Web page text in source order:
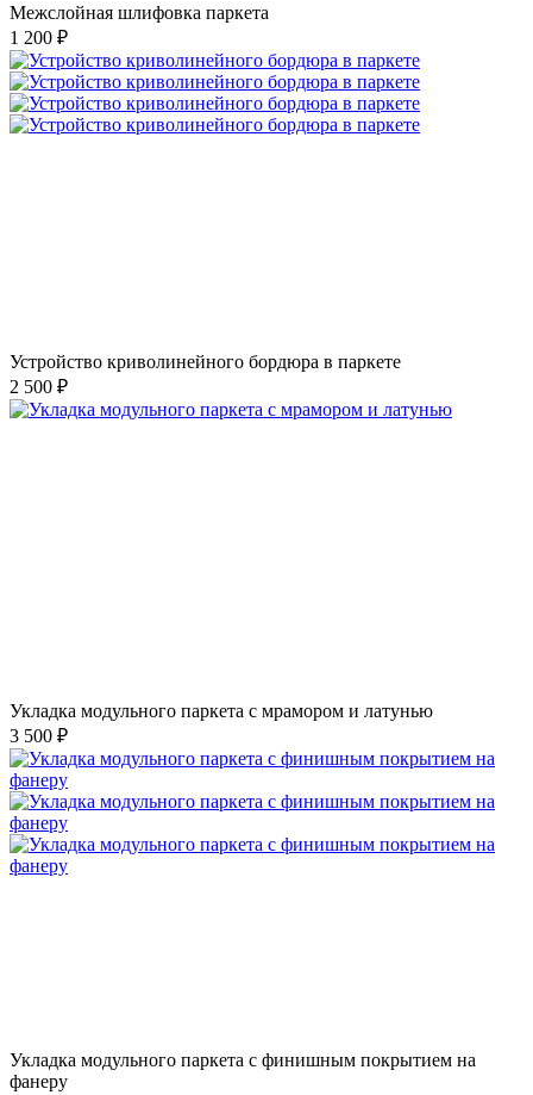
Межслойная шлифовка паркета
1 200 ₽
Устройство криволинейного бордюра в паркете
2 500 ₽
Укладка модульного паркета с мрамором и латунью
3 500 ₽
Укладка модульного паркета с финишным покрытием на
фанеру